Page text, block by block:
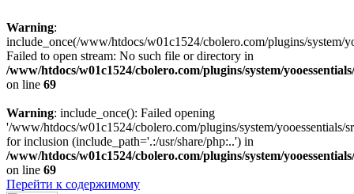
Warning:
include_once(/www/htdocs/w01c1524/cbolero.com/plugins/system/
Failed to open stream: No such file or directory in
/www/htdocs/w01c1524/cbolero.com/plugins/system/
on line 69
Warning: include_once(): Failed opening
'/www/htdocs/w01c1524/cbolero.com/plugins/system/yooessentials/
for inclusion (include_path='.:/usr/share/php:..') in
/www/htdocs/w01c1524/cbolero.com/plugins/system/
on line 69
Перейти к содержимому